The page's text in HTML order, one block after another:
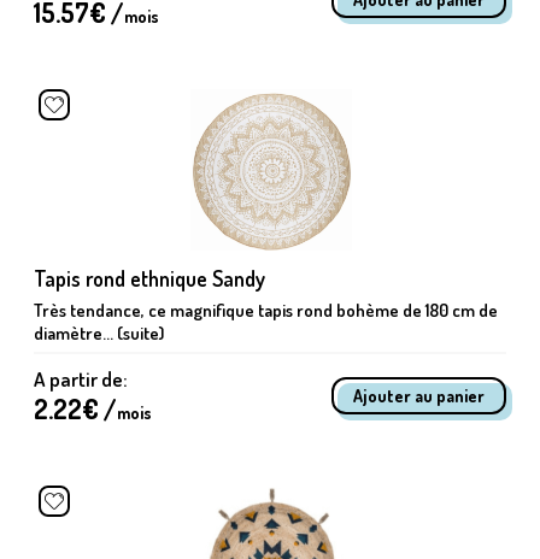
15.57€ /mois
Tapis rond ethnique Sandy
Très tendance, ce magnifique tapis rond bohème de 180 cm de
diamètre... (suite)
A partir de:
2.22€ /mois